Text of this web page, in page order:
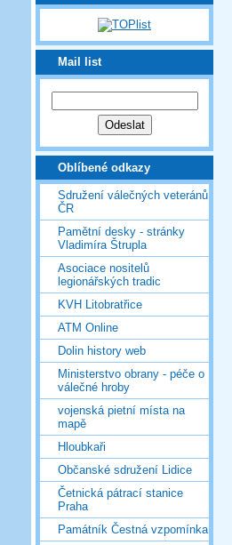
Mail list
Oblíbené odkazy
Sdružení válečných veteránů
ČR
Pamětní desky - stránky
Vladimíra Štrupla
Asociace nositelů
legionářských tradic
KVH Litobratřice
ATM Online
Dolin history web
Ministerstvo obrany - péče o
válečné hroby
vojenská pietní místa na
mapě
Hloubkaři
Občanské sdružení Lidice
Četnická pátrací stanice
Praha
Památník Čestná vzpomínka